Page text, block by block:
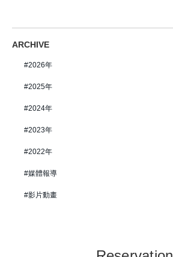
ARCHIVE
2026年
2025年
2024年
2023年
2022年
媒體報導
影片動畫